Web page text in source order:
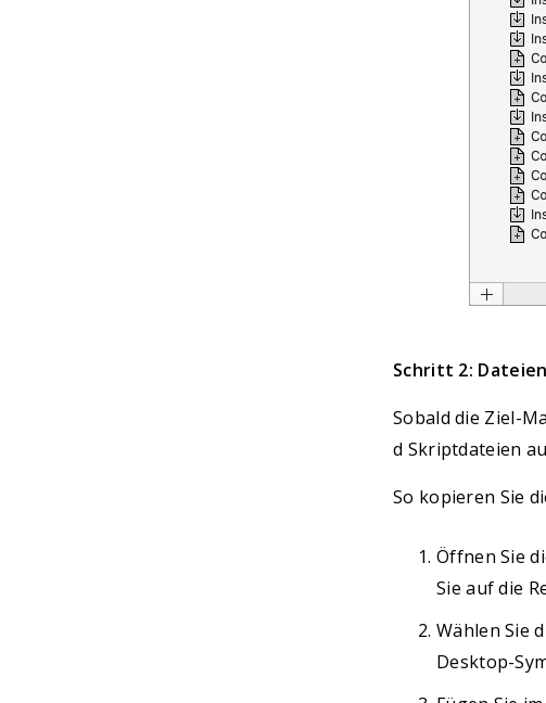
Schritt 2:
Sobald die Ziel-
d Skriptdateien
So kopieren Sie
Öffnen Sie
Sie auf die
Wählen Sie
Desktop-